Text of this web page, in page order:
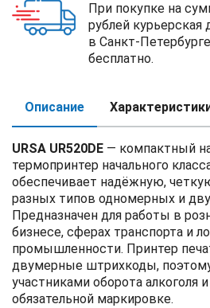
При покупке на
рублей курьерская
в Санкт-
бесплатно.
Описание
URSA UR520DE — компактный
термопринтер начального
обеспечивает надёжную,
разных типов одномерных и
Предназначен для работы в
бизнесе, сферах транспорта и
промышленности. Принтер
двумерные штрихкоды,
участниками оборота алкоголя
обязательной маркировке.